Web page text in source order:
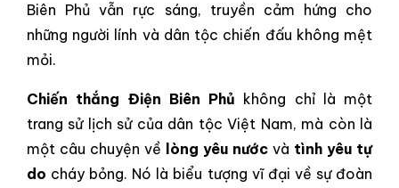
Biên Phủ vẫn rực sáng, truyền cảm hứng cho
những người lính và dân tộc chiến đấu không mệt
mỏi.
Chiến thắng Điện Biên Phủ không chỉ là một
trang sử lịch sử của dân tộc Việt Nam, mà còn là
một câu chuyện về lòng yêu nước và tình yêu tự
do cháy bỏng. Nó là biểu tượng vĩ đại về sự đoàn